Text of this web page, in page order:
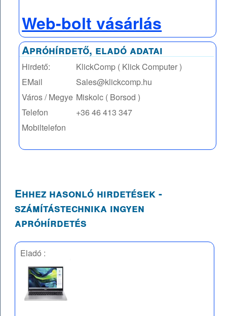
Web-bolt vásárlás
Apróhírdető, eladó adatai
Hirdető:
KlickComp ( Klick Computer )
EMail
Sales@klickcomp.hu
Város / Megye Miskolc ( Borsod )
Telefon
+36 46 413 347
Mobiltelefon
Ehhez hasonló hirdetések -
számítástechnika ingyen
apróhírdetés
Eladó :